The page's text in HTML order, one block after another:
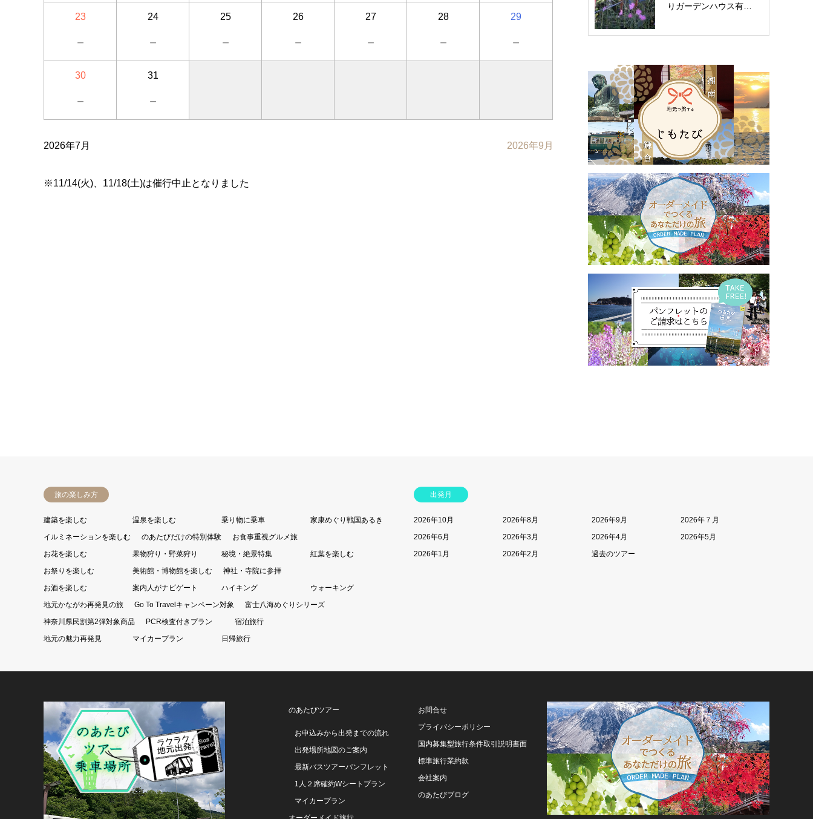
23
－
24
－
25
－
26
－
27
－
28
－
29
－
30
－
31
－
2026年7月 2026年9月
※11/14(火)、11/18(土)は催行中止となりました
りガーデンハウス有…
旅の楽しみ方
建築を楽しむ 温泉を楽しむ 乗り物に乗車
家康めぐり戦国あるき
イルミネーションを楽しむ
のあたびだけの特別体験
お食事重視グルメ旅
お花を楽しむ
果物狩り・野菜狩り 秘境・絶景特集
紅葉を楽しむ
お祭りを楽しむ
美術館・博物館を楽しむ
神社・寺院に参拝
お酒を楽しむ
案内人がナビゲート ハイキング
ウォーキング
地元かながわ再発見の旅
Go To Travelキャンペーン対象
富士八海めぐりシリーズ
神奈川県民割第2弾対象商品
PCR検査付きプラン
宿泊旅行
地元の魅力再発見
マイカープラン 日帰旅行
出発月
2026年10月 2026年8月 2026年9月
2026年７月
2026年6月
2026年3月 2026年4月
2026年5月
2026年1月
2026年2月 過去のツアー
のあたびツアー
お申込みから出発までの流れ
出発場所地図のご案内
最新バスツアーパンフレット
1人２席確約Wシートプラン
マイカープラン
お問合せ
プライバシーポリシー
国内募集型旅行条件取引説明書面
標準旅行業約款
会社案内
のあたびブログ